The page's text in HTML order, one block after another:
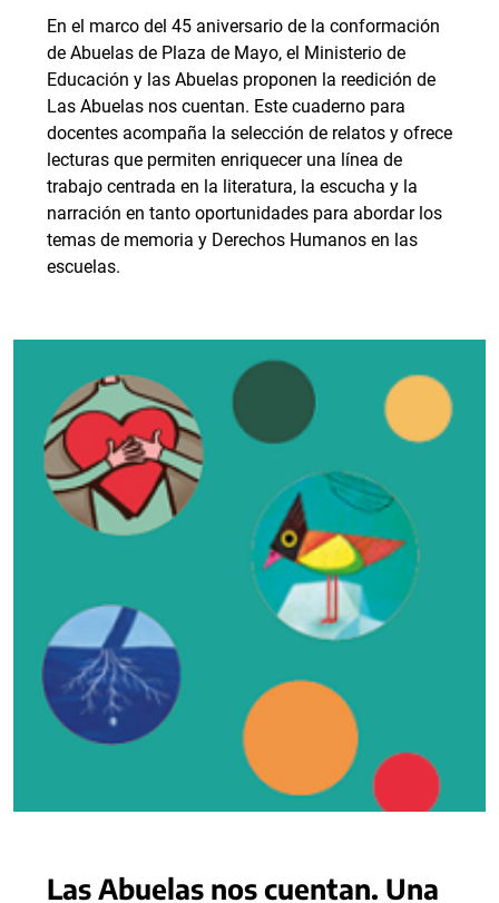
En el marco del 45 aniversario de la conformación
de Abuelas de Plaza de Mayo, el Ministerio de
Educación y las Abuelas proponen la reedición de
Las Abuelas nos cuentan. Este cuaderno para
docentes acompaña la selección de relatos y ofrece
lecturas que permiten enriquecer una línea de
trabajo centrada en la literatura, la escucha y la
narración en tanto oportunidades para abordar los
temas de memoria y Derechos Humanos en las
escuelas.
Las Abuelas nos cuentan. Una